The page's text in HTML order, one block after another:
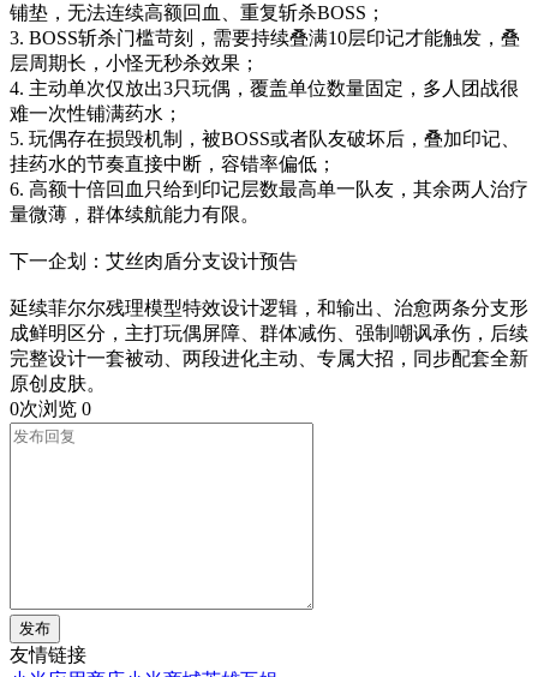
铺垫，无法连续高额回血、重复斩杀BOSS；
3. BOSS斩杀门槛苛刻，需要持续叠满10层印记才能触发，叠
层周期长，小怪无秒杀效果；
4. 主动单次仅放出3只玩偶，覆盖单位数量固定，多人团战很
难一次性铺满药水；
5. 玩偶存在损毁机制，被BOSS或者队友破坏后，叠加印记、
挂药水的节奏直接中断，容错率偏低；
6. 高额十倍回血只给到印记层数最高单一队友，其余两人治疗
量微薄，群体续航能力有限。
下一企划：艾丝肉盾分支设计预告
延续菲尔尔残理模型特效设计逻辑，和输出、治愈两条分支形
成鲜明区分，主打玩偶屏障、群体减伤、强制嘲讽承伤，后续
完整设计一套被动、两段进化主动、专属大招，同步配套全新
原创皮肤。
0次浏览 0
发布
友情链接